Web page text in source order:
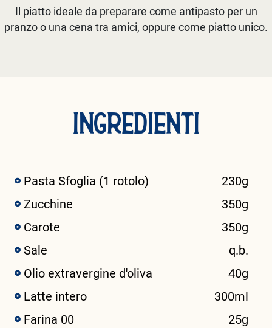
Il piatto ideale da preparare come antipasto per un
pranzo o una cena tra amici, oppure come piatto unico.
INGREDIENTI
Pasta Sfoglia (1 rotolo)
230g
Zucchine
350g
Carote
350g
Sale
q.b.
Olio extravergine d'oliva
40g
Latte intero
300ml
Farina 00
25g